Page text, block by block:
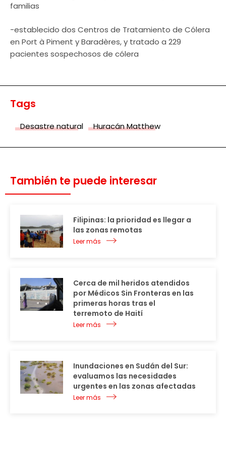
familias
-establecido dos Centros de Tratamiento de Cólera
en Port à Piment y Baradères, y tratado a 229
pacientes sospechosos de cólera
Tags
Desastre natural Huracán Matthew
También te puede interesar
Filipinas: la prioridad es llegar a
las zonas remotas
Leer más
Cerca de mil heridos atendidos
por Médicos Sin Fronteras en las
primeras horas tras el
terremoto de Haití
Leer más
Inundaciones en Sudán del Sur:
evaluamos las necesidades
urgentes en las zonas afectadas
Leer más